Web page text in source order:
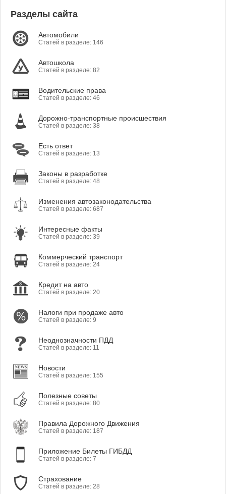
Разделы сайта
Автомобили
Статей в разделе: 146
Автошкола
Статей в разделе: 82
Водительские права
Статей в разделе: 46
Дорожно-транспортные происшествия
Статей в разделе: 38
Есть ответ
Статей в разделе: 13
Законы в разработке
Статей в разделе: 48
Изменения автозаконодательства
Статей в разделе: 687
Интересные факты
Статей в разделе: 39
Коммерческий транспорт
Статей в разделе: 24
Кредит на авто
Статей в разделе: 20
Налоги при продаже авто
Статей в разделе: 9
Неоднозначности ПДД
Статей в разделе: 11
Новости
Статей в разделе: 155
Полезные советы
Статей в разделе: 80
Правила Дорожного Движения
Статей в разделе: 187
Приложение Билеты ГИБДД
Статей в разделе: 7
Страхование
Статей в разделе: 28